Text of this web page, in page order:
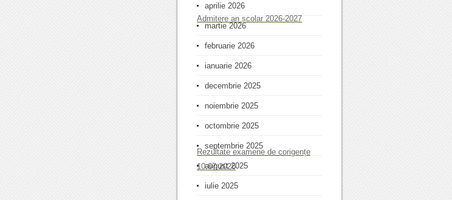
Admitere an școlar 2026-2027
Rezultate examene de corigențe
10.07.2026
aprilie 2026
martie 2026
februarie 2026
ianuarie 2026
decembrie 2025
noiembrie 2025
octombrie 2025
septembrie 2025
august 2025
iulie 2025